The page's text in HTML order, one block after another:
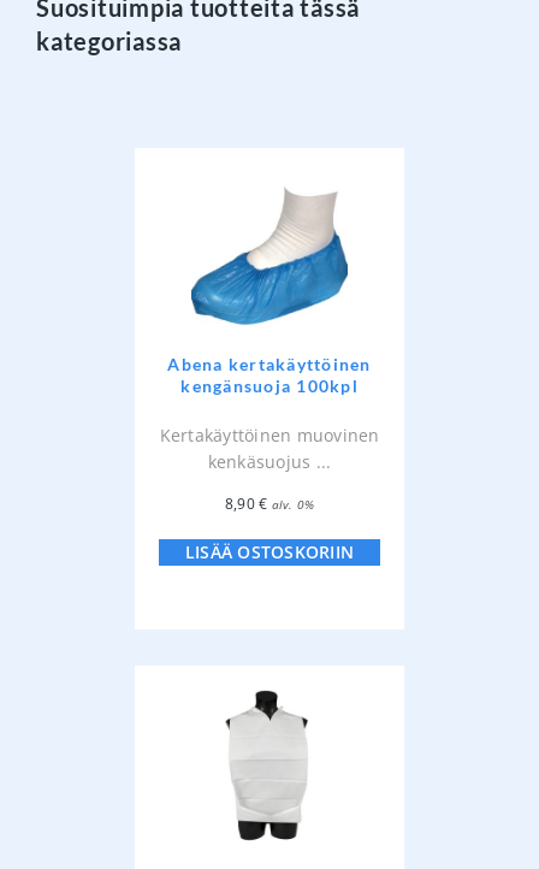
Suosituimpia tuotteita tässä
kategoriassa
Abena kertakäyttöinen
kengänsuoja 100kpl
Kertakäyttöinen muovinen
kenkäsuojus ...
8,90€ alv. 0%
LISÄÄ OSTOSKORIIN